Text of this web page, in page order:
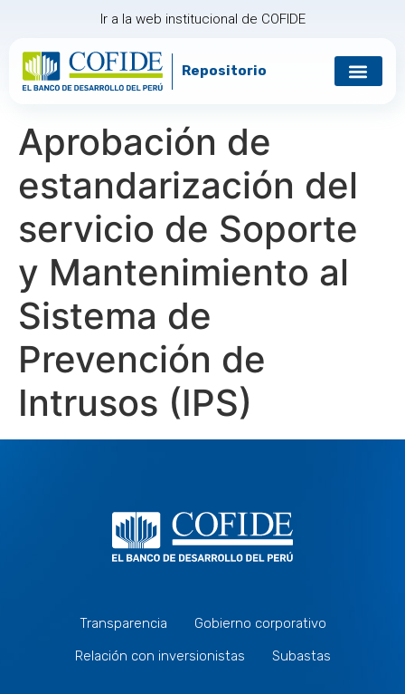
Ir a la web institucional de COFIDE
Repositorio
Aprobación de
estandarización del
servicio de Soporte
y Mantenimiento al
Sistema de
Prevención de
Intrusos (IPS)
Transparencia
Gobierno corporativo
Relación con inversionistas
Subastas